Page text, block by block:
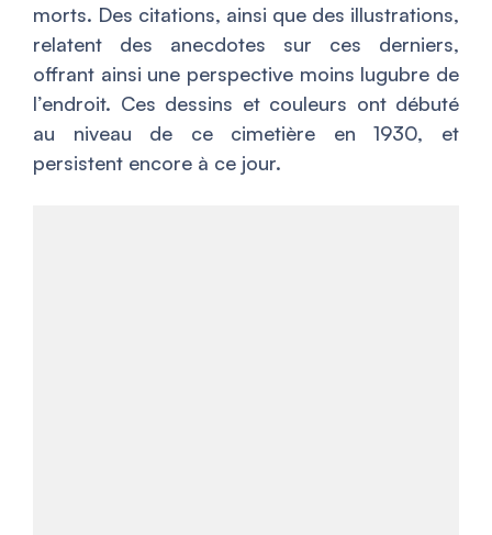
morts. Des citations, ainsi que des illustrations,
relatent des anecdotes sur ces derniers,
offrant ainsi une perspective moins lugubre de
l’endroit. Ces dessins et couleurs ont débuté
au niveau de ce cimetière en 1930, et
persistent encore à ce jour.